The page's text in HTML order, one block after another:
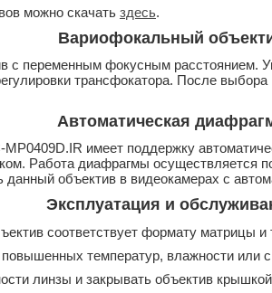
можно скачать здесь.
Вариофокальный
с переменным фокусным расстоянием.
трансфокатора. После выбора
Автоматическая
имеет поддержку
Работа диафрагмы осуществляется
данный объектив в видеокамерах с
Эксплуатация и
соответствует формату матрицы
температур, влажности или
линзы и закрывать объектив